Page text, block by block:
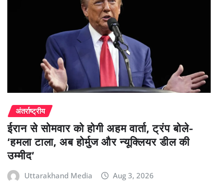
अंतर्राष्ट्रीय
ईरान से सोमवार को होगी अहम वार्ता, ट्रंप बोले-
‘हमला टाला, अब होर्मुज और न्यूक्लियर डील की
उम्मीद’
Uttarakhand Media Aug 3, 2026